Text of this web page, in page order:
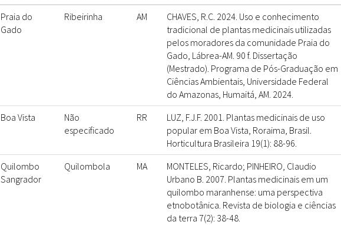
Praia do
Gado
Ribeirinha AM
CHAVES, R.C. 2024. Uso e conhecimento
tradicional de plantas medicinais utilizadas
pelos moradores da comunidade Praia do
Gado, Lábrea-AM. 90 f. Dissertação
(Mestrado). Programa de Pós-Graduação em
Ciências Ambientais, Universidade Federal
do Amazonas, Humaitá, AM. 2024.
Boa Vista
Não
especificado
RR
LUZ, F.J.F. 2001. Plantas medicinais de uso
popular em Boa Vista, Roraima, Brasil.
Horticultura Brasileira 19(1): 88-96.
Quilombo
Sangrador
Quilombola MA
MONTELES, Ricardo; PINHEIRO, Claudio
Urbano B. 2007. Plantas medicinais em um
quilombo maranhense: uma perspectiva
etnobotânica. Revista de biologia e ciências
da terra 7(2): 38-48.